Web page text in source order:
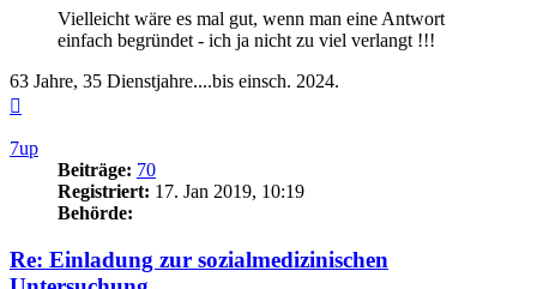
Vielleicht wäre es mal gut, wenn man eine Antwort
einfach begründet - ich ja nicht zu viel verlangt !!!
63 Jahre, 35 Dienstjahre....bis einsch. 2024.
7up
Beiträge: 70
Registriert: 17. Jan 2019, 10:19
Behörde:
Re: Einladung zur sozialmedizinischen